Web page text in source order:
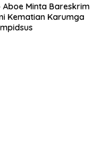
Aboe Minta Bareskrim
Kematian Karumga